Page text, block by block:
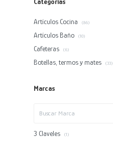
Artículos Cocina (86)
Artículos Baño (10)
Cafeteras (6)
Botellas, termos y mates (33)
Marcas
3 Claveles (1)